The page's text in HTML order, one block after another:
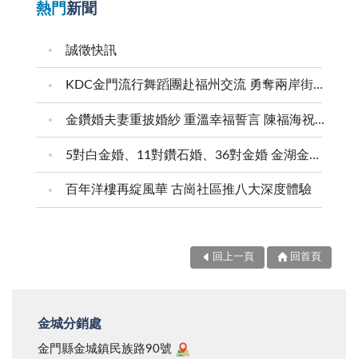
熱門新聞
誠徵快訊
KDC金門流行舞蹈團赴福州交流 勇奪兩岸街舞賽三等獎
金鑽婚夫妻重披婚紗 重溫幸福誓言 陳福海祝福牽手半世紀 情深相守成典範
5對白金婚、11對鑽石婚、36對金婚 金湖金沙夫妻共享榮耀時刻 陳福海表揚金鑽婚夫妻 向半世紀相守家庭典範致敬
百年洋樓再綻風華 古崗社區推八大深度體驗
回上一頁 回首頁
金城分銷處
金門縣金城鎮民族路90號